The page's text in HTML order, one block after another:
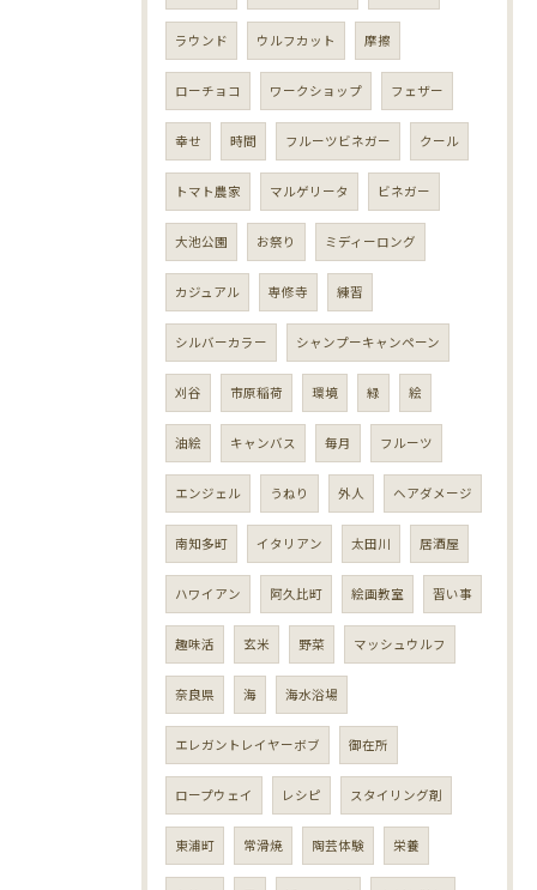
ラウンド ウルフカット 摩擦
ローチョコ ワークショップ フェザー
幸せ 時間 フルーツビネガー クール
トマト農家 マルゲリータ ビネガー
大池公園 お祭り ミディーロング
カジュアル 専修寺 練習
シルバーカラー シャンプーキャンペーン
刈谷 市原稲荷 環境 緑 絵
油絵 キャンバス 毎月 フルーツ
エンジェル うねり 外人 ヘアダメージ
南知多町 イタリアン 太田川 居酒屋
ハワイアン 阿久比町 絵画教室 習い事
趣味活 玄米 野菜 マッシュウルフ
奈良県 海 海水浴場
エレガントレイヤーボブ 御在所
ロープウェイ レシピ スタイリング剤
東浦町 常滑焼 陶芸体験 栄養